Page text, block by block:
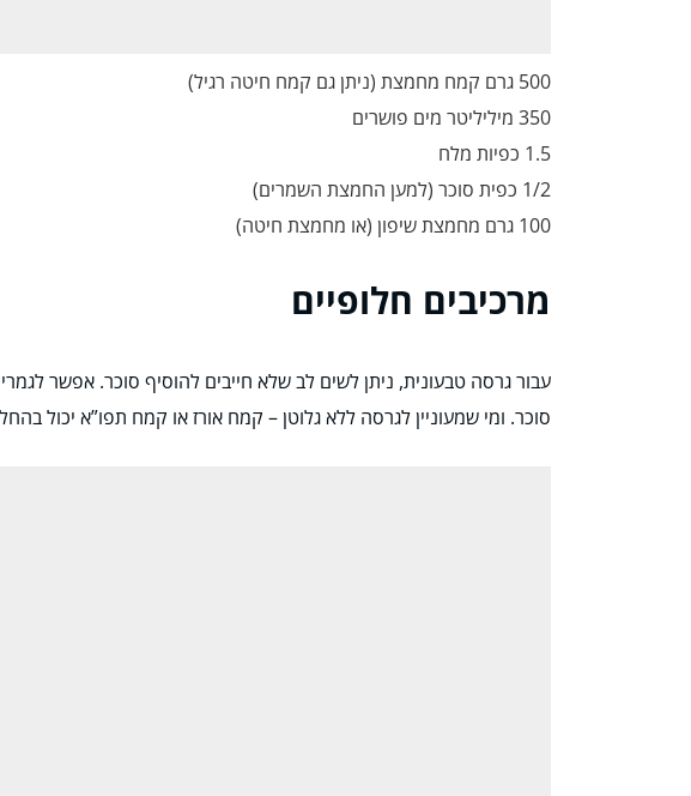
500 גרם קמח מחמצת (ניתן גם קמח חיטה רגיל)
350 מיליליטר מים פושרים
1.5 כפיות מלח
1/2 כפית סוכר (למען החמצת השמרים)
100 גרם מחמצת שיפון (או מחמצת חיטה)
מרכיבים חלופיים
עבור גרסה טבעונית, ניתן לשים לב שלא חייבים להוסיף סוכר. אפשר
סוכר. ומי שמעוניין לגרסה ללא גלוטן – קמח אורז או קמח תפו”א יכול